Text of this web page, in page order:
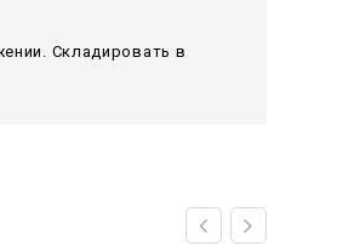
Складировать в